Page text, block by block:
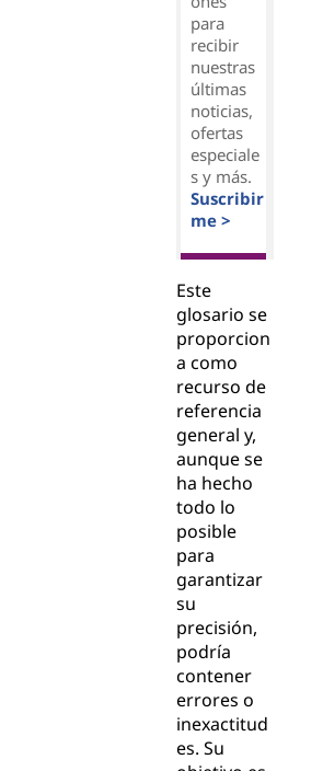
para
recibir
nuestras
últimas
noticias,
ofertas
especiale
s y más.
Suscribir
me >
Este
glosario se
proporcion
a como
recurso de
referencia
general y,
aunque se
ha hecho
todo lo
posible
para
garantizar
su
precisión,
podría
contener
errores o
inexactitud
es. Su